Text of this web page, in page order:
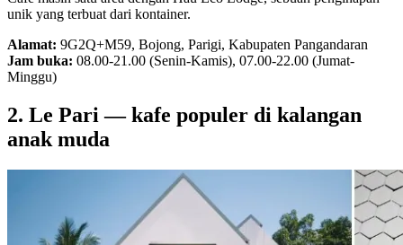
unik yang terbuat dari kontainer.
Alamat: 9G2Q+M59, Bojong, Parigi, Kabupaten Pangandaran
Jam buka: 08.00-21.00 (Senin-Kamis), 07.00-22.00 (Jumat-
Minggu)
2. Le Pari — kafe populer di kalangan
anak muda